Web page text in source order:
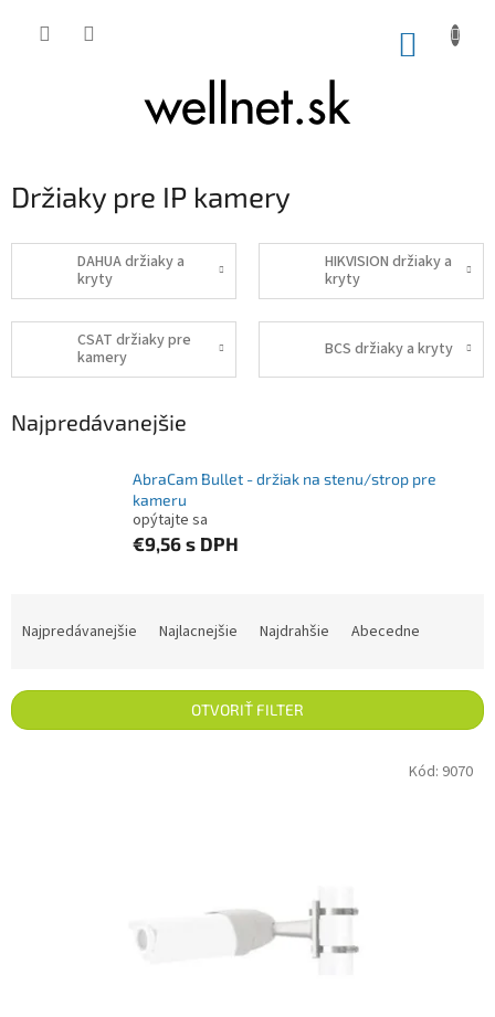
Držiaky pre IP kamery
DAHUA držiaky a
kryty
HIKVISION držiaky a
kryty
CSAT držiaky pre
kamery
BCS držiaky a kryty
Najpredávanejšie
AbraCam Bullet - držiak na stenu/strop pre
kameru
opýtajte sa
€9,56 s DPH
Najpredávanejšie Najlacnejšie Najdrahšie Abecedne
OTVORIŤ FILTER
Kód: 9070